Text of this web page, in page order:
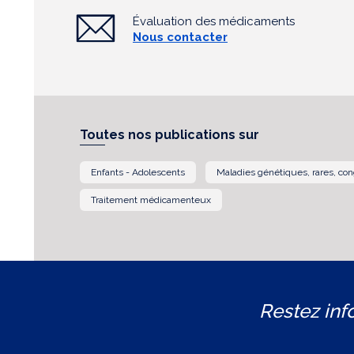
Évaluation des médicaments
Nous contacter
Toutes nos publications sur
Enfants - Adolescents Maladies génétiques, rares,
Traitement médicamenteux
Restez